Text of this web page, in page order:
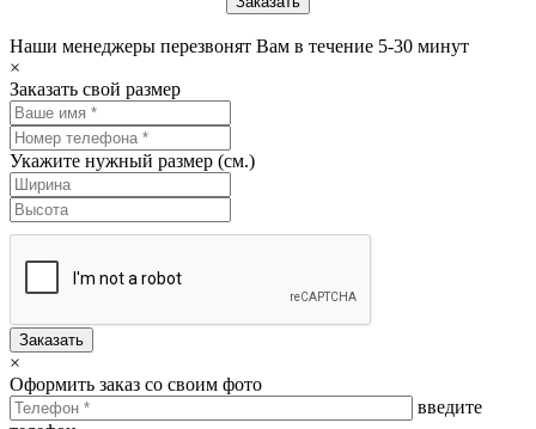
Наши менеджеры перезвонят Вам в течение 5-30 минут
×
Заказать свой размер
Укажите нужный размер (см.)
Заказать
×
Оформить заказ со своим фото
введите